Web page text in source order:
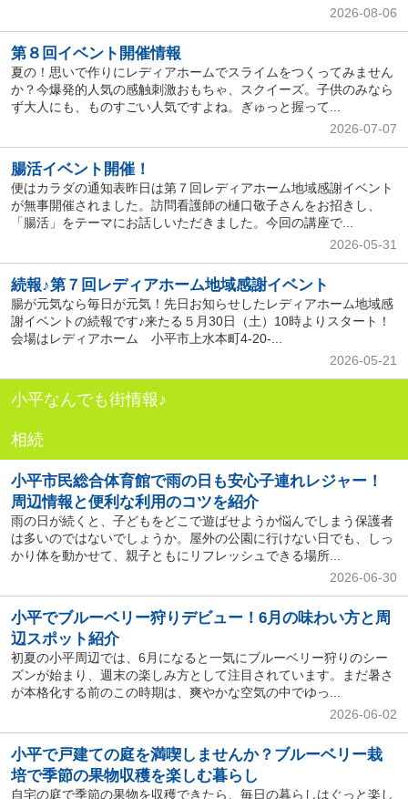
2026-08-06
第８回イベント開催情報
夏の！思いで作りにレディアホームでスライムをつくってみません
か？今爆発的人気の感触刺激おもちゃ、スクイーズ。子供のみなら
ず大人にも、ものすごい人気ですよね。ぎゅっと握って...
2026-07-07
腸活イベント開催！
便はカラダの通知表昨日は第７回レディアホーム地域感謝イベント
が無事開催されました。訪問看護師の樋口敬子さんをお招きし、
「腸活」をテーマにお話しいただきました。今回の講座で...
2026-05-31
続報♪第７回レディアホーム地域感謝イベント
腸が元気なら毎日が元気！先日お知らせしたレディアホーム地域感
謝イベントの続報です♪来たる５月30日（土）10時よりスタート！
会場はレディアホーム 小平市上水本町4-20-...
2026-05-21
小平なんでも街情報♪
相続
小平市民総合体育館で雨の日も安心子連れレジャー！
周辺情報と便利な利用のコツを紹介
雨の日が続くと、子どもをどこで遊ばせようか悩んでしまう保護者
は多いのではないでしょうか。屋外の公園に行けない日でも、しっ
かり体を動かせて、親子ともにリフレッシュできる場所...
2026-06-30
小平でブルーベリー狩りデビュー！6月の味わい方と周
辺スポット紹介
初夏の小平周辺では、6月になると一気にブルーベリー狩りのシー
ズンが始まり、週末の楽しみ方として注目されています。まだ暑さ
が本格化する前のこの時期は、爽やかな空気の中でゆっ...
2026-06-02
小平で戸建ての庭を満喫しませんか？ブルーベリー栽
培で季節の果物収穫を楽しむ暮らし
自宅の庭で季節の果物を収穫できたら、毎日の暮らしはぐっと楽し